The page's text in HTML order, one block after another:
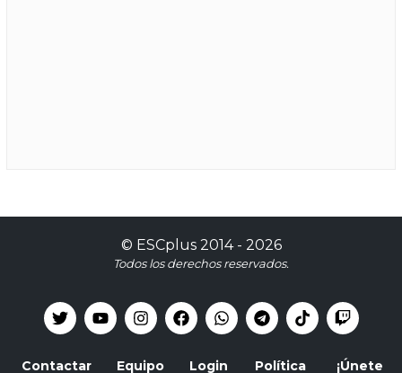
© ESCplus2014 - 2026
Todos los derechos reservados.
Contactar Equipo Login Política ¡Únete